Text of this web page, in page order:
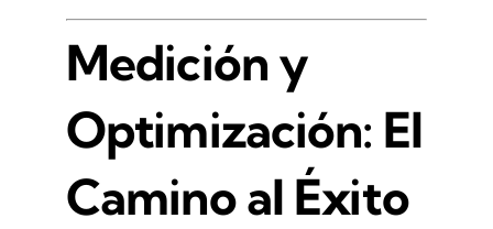
Medición y
Optimización: El
Camino al Éxito